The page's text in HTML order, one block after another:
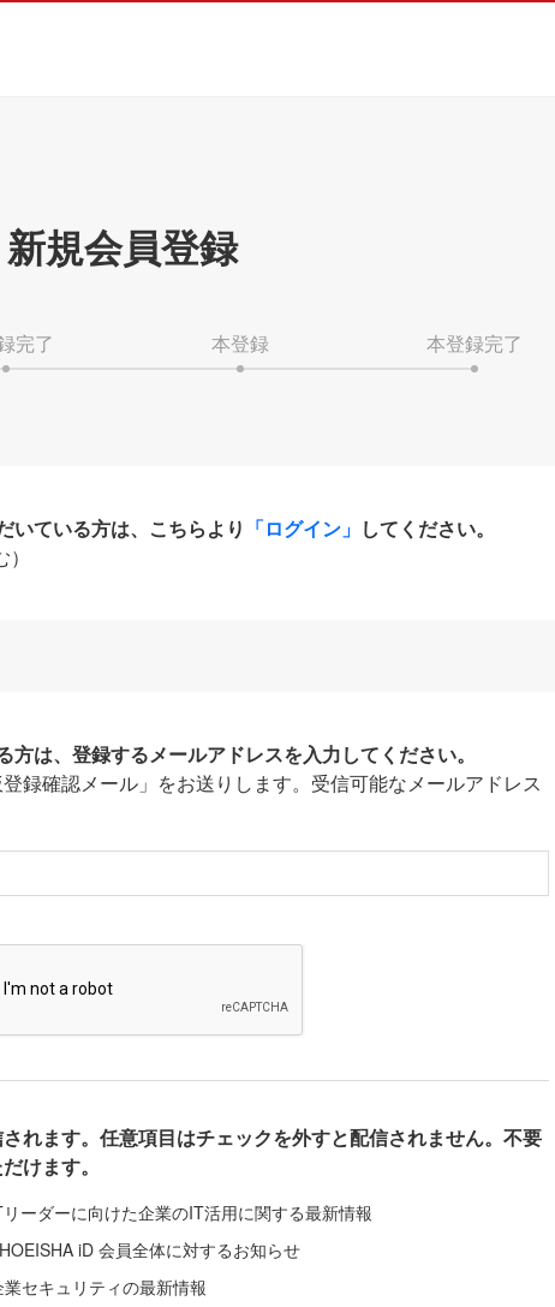
新規会員登録
完了 本登録 本登録完了
いている方は、こちらより 「ログイン」 してください。
は、登録するメールアドレスを入力してください。
録確認メール」をお送りします。受信可能なメールアドレス
れます。任意項目はチェックを外すと配信されません。不要
けます。
リーダーに向けた企業のIT活用に関する最新情報
iD 会員全体に対するお知らせ
業セキュリティの最新情報